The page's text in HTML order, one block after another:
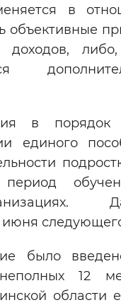
в
объективные
доходов,
в порядок
единого
июня
было
12
области